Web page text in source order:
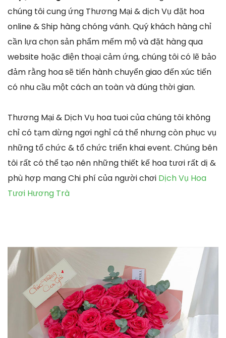
chúng tôi cung ứng Thương Mại & dịch Vụ đặt hoa
online & Ship hàng chóng vánh. Quý khách hàng chỉ
cần lựa chọn sản phẩm mếm mộ và đặt hàng qua
website hoặc điện thoại cảm ứng, chúng tôi có lẽ bảo
đảm rằng hoa sẽ tiến hành chuyển giao đến xúc tiến
có nhu cầu một cách an toàn và đúng thời gian.
Thương Mại & Dịch Vụ hoa tuoi của chúng tôi không
chỉ có tạm dừng ngơi nghỉ cá thể nhưng còn phục vụ
những tổ chức & tổ chức triển khai event. Chúng bên
tôi rất có thể tạo nên những thiết kế hoa tươi rất dị &
phù hợp mang Chi phí của người chơi Dịch Vụ Hoa
Tươi Hương Trà